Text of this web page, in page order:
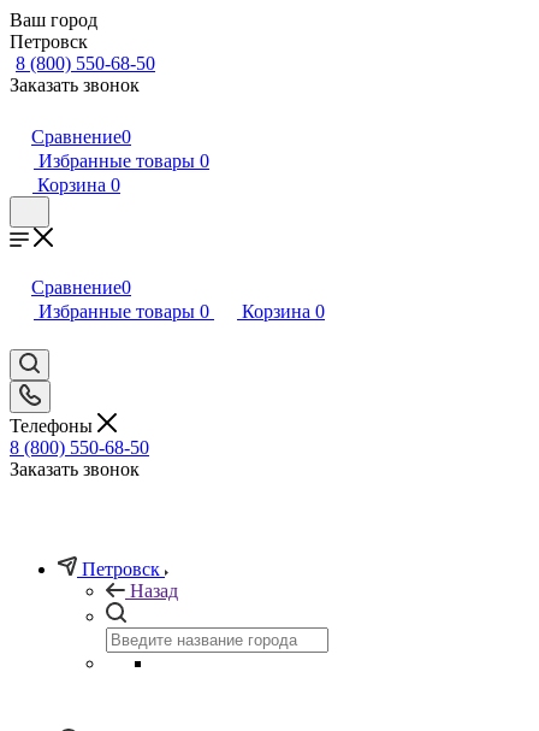
Ваш город
Петровск
8 (800) 550-68-50
Заказать звонок
Сравнение0
Избранные товары 0
Корзина 0
Сравнение0
Избранные товары 0 Корзина 0
Телефоны
8 (800) 550-68-50
Заказать звонок
Петровск
Назад